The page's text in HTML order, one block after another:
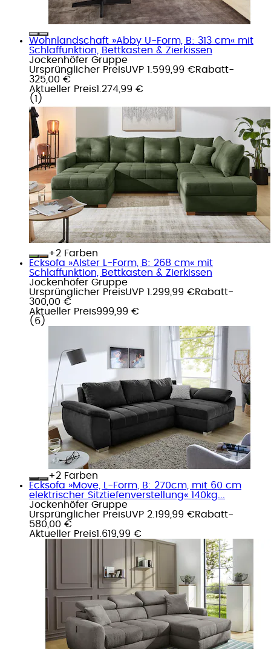
Wohnlandschaft »Abby U-Form, B: 313 cm« mit
Schlaffunktion, Bettkasten & Zierkissen
Jockenhöfer Gruppe
Ursprünglicher PreisUVP 1.599,99 €Rabatt-
325,00 €
Aktueller Preis1.274,99 €
( 1 )
+
Farben
Ecksofa »Alster L-Form, B: 268 cm« mit
Schlaffunktion, Bettkasten & Zierkissen
Jockenhöfer Gruppe
Ursprünglicher PreisUVP 1.299,99 €Rabatt-
300,00 €
Aktueller Preis999,99 €
( 6 )
+
Farben
Ecksofa »Move, L-Form, B: 270cm, mit 60 cm
elektrischer Sitztiefenverstellung« 140kg...
Jockenhöfer Gruppe
Ursprünglicher PreisUVP 2.199,99 €Rabatt-
580,00 €
Aktueller Preis1.619,99 €